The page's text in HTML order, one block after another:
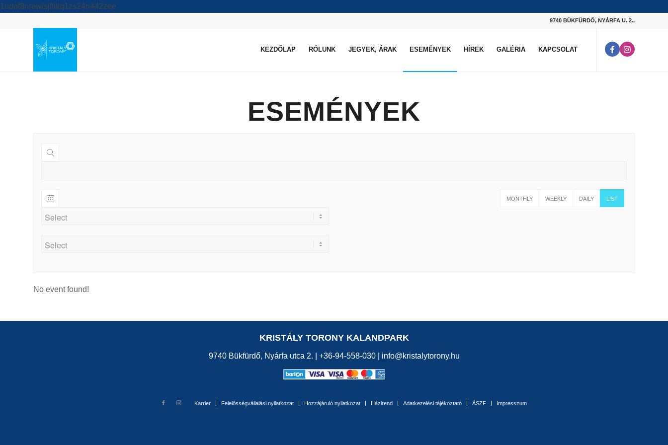
1udof8nrewisjflikq1zs24n442zee
9740 BÜKFÜRDŐ, NYÁRFA U. 2.,
KEZDŐLAP RÓLUNK JEGYEK, ÁRAK ESEMÉNYEK HÍREK GALÉRIA KAPCSOLAT
ESEMÉNYEK
MONTHLY WEEKLY DAILY LIST
No event found!
KRISTÁLY TORONY KALANDPARK
9740 Bükfürdő, Nyárfa utca 2. | +36-94-558-030| info@kristalytorony.hu
Karrier Felelősségvállalási nyilatkozat Hozzájáruló nyilatkozat Házirend Adatkezelési tájékoztató ÁSZF Impresszum